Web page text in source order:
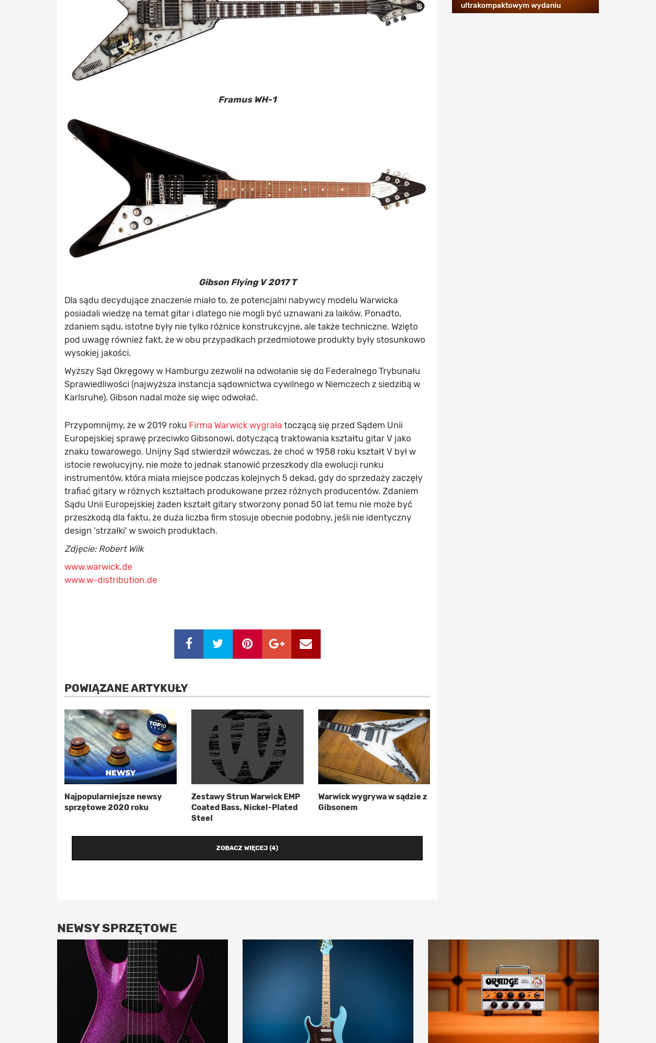
Framus WH-1
Gibson Flying V 2017 T
Dla sądu decydujące znaczenie miało to, że potencjalni nabywcy modelu Warwicka
posiadali wiedzę na temat gitar i dlatego nie mogli być uznawani za laików. Ponadto,
zdaniem sądu, istotne były nie tylko różnice konstrukcyjne, ale także techniczne. Wzięto
pod uwagę również fakt, że w obu przypadkach przedmiotowe produkty były stosunkowo
wysokiej jakości.
Wyższy Sąd Okręgowy w Hamburgu zezwolił na odwołanie się do Federalnego Trybunału
Sprawiedliwości (najwyższa instancja sądownictwa cywilnego w Niemczech z siedzibą w
Karlsruhe), Gibson nadal może się więc odwołać.
Przypomnijmy, że w 2019 roku Firma Warwick wygrała toczącą się przed Sądem Unii
Europejskiej sprawę przeciwko Gibsonowi, dotyczącą traktowania kształtu gitar V jako
znaku towarowego. Unijny Sąd stwierdził wówczas, że choć w 1958 roku kształt V był w
istocie rewolucyjny, nie może to jednak stanowić przeszkody dla ewolucji runku
instrumentów, która miała miejsce podczas kolejnych 5 dekad, gdy do sprzedaży zaczęły
trafiać gitary w różnych kształtach produkowane przez różnych producentów. Zdaniem
Sądu Unii Europejskiej żaden kształt gitary stworzony ponad 50 lat temu nie może być
przeszkodą dla faktu, że duża liczba firm stosuje obecnie podobny, jeśli nie identyczny
design 'strzałki' w swoich produktach.
Zdjęcie: Robert Wilk
www.warwick.de
www.w-distribution.de
POWIĄZANE ARTYKUŁY
Najpopularniejsze newsy
sprzętowe 2020 roku
Zestawy Strun Warwick EMP
Coated Bass, Nickel-Plated
Steel
Warwick wygrywa w sądzie z
Gibsonem
ZOBACZ WIĘCEJ (4)
ultrakompaktowym wydaniu
NEWSY SPRZĘTOWE